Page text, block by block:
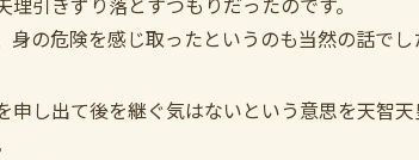
の危険を感じ取ったというのも当然の話でし
し出て後を継ぐ気はないという意思を天智